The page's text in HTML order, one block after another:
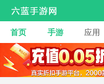
安卓手游
热门手游
首页 手游 应用